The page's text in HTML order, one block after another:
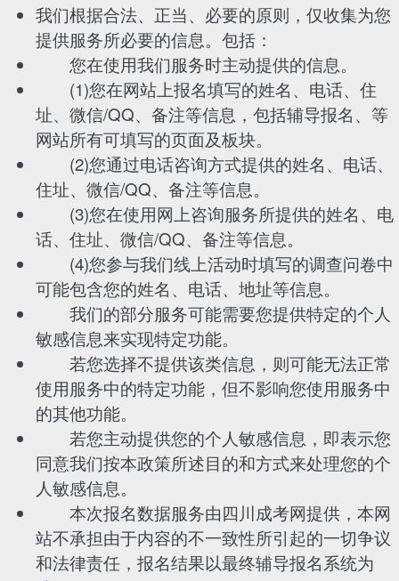
我们根据合法、正当、必要的原则，仅收集为您
提供服务所必要的信息。包括：
您在使用我们服务时主动提供的信息。
(1)您在网站上报名填写的姓名、电话、住
址、微信/QQ、备注等信息，包括辅导报名、等
网站所有可填写的页面及板块。
(2)您通过电话咨询方式提供的姓名、电话、
住址、微信/QQ、备注等信息。
(3)您在使用网上咨询服务所提供的姓名、电
话、住址、微信/QQ、备注等信息。
(4)您参与我们线上活动时填写的调查问卷中
可能包含您的姓名、电话、地址等信息。
我们的部分服务可能需要您提供特定的个人
敏感信息来实现特定功能。
若您选择不提供该类信息，则可能无法正常
使用服务中的特定功能，但不影响您使用服务中
的其他功能。
若您主动提供您的个人敏感信息，即表示您
同意我们按本政策所述目的和方式来处理您的个
人敏感信息。
本次报名数据服务由四川成考网提供，本网
站不承担由于内容的不一致性所引起的一切争议
和法律责任，报名结果以最终辅导报名系统为